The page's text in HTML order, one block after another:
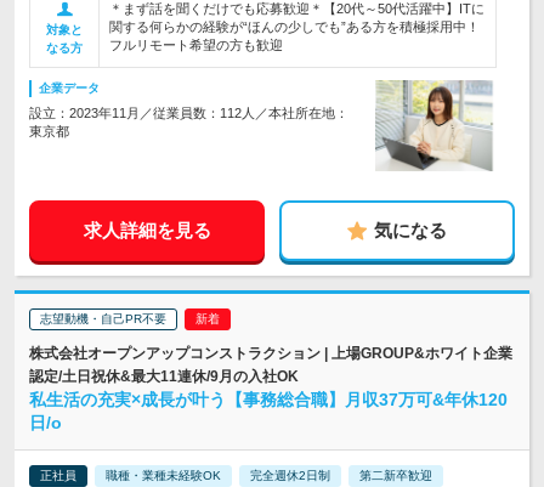
対象と
なる方
＊まず話を聞くだけでも応募歓迎＊【20代～50代活躍中】ITに
関する何らかの経験が“ほんの少しでも”ある方を積極採用中！
フルリモート希望の方も歓迎
企業データ
設立：2023年11月／従業員数：112人／本社所在地：
東京都
求人詳細を見る 気になる
志望動機・自己PR不要
株式会社オープンアップコンストラクション | 上場GROUP&ホワイト企業
認定/土日祝休&最大11連休/9月の入社OK
私生活の充実×成長が叶う【事務総合職】月収37万可&年休120
日/o
正社員 職種・業種未経験OK 完全週休2日制 第二新卒歓迎